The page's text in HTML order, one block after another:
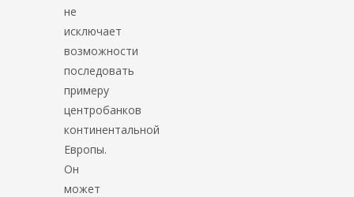
не
исключает
возможности
последовать
примеру
центробанков
континентальной
Европы.
Он
может